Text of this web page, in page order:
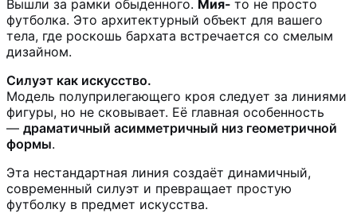
Вышли за рамки обыденного. Мия- то не просто
футболка. Это архитектурный объект для вашего
тела, где роскошь бархата встречается со смелым
дизайном.
Силуэт как искусство.
Модель полуприлегающего кроя следует за линиями
фигуры, но не сковывает. Её главная особенность
— драматичный асимметричный низ геометричной
формы.
Эта нестандартная линия создаёт динамичный,
современный силуэт и превращает простую
футболку в предмет искусства.